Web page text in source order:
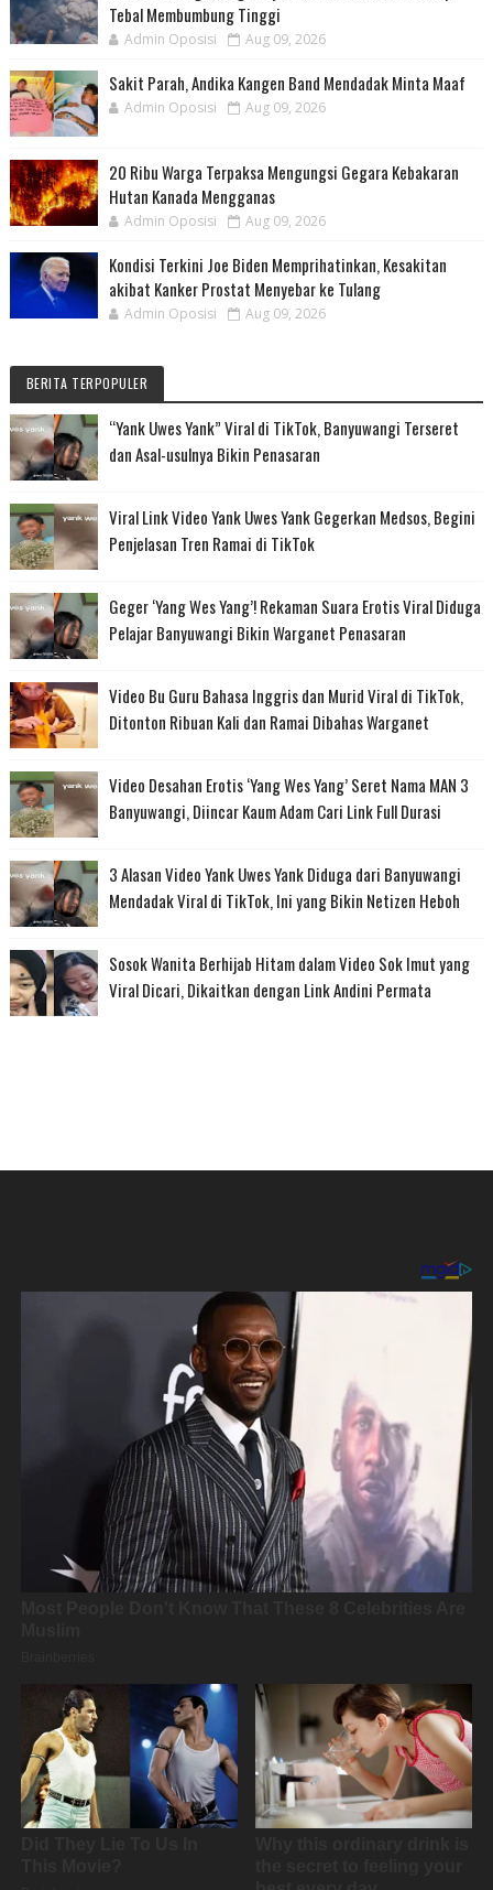
Tebal Membumbung Tinggi
Admin Oposisi Aug 09, 2026
Sakit Parah, Andika Kangen Band Mendadak Minta Maaf
Admin Oposisi Aug 09, 2026
20 Ribu Warga Terpaksa Mengungsi Gegara Kebakaran
Hutan Kanada Mengganas
Admin Oposisi Aug 09, 2026
Kondisi Terkini Joe Biden Memprihatinkan, Kesakitan
akibat Kanker Prostat Menyebar ke Tulang
Admin Oposisi Aug 09, 2026
BERITA TERPOPULER
“Yank Uwes Yank” Viral di TikTok, Banyuwangi Terseret
dan Asal-usulnya Bikin Penasaran
Viral Link Video Yank Uwes Yank Gegerkan Medsos, Begini
Penjelasan Tren Ramai di TikTok
Geger ‘Yang Wes Yang’! Rekaman Suara Erotis Viral Diduga
Pelajar Banyuwangi Bikin Warganet Penasaran
Video Bu Guru Bahasa Inggris dan Murid Viral di TikTok,
Ditonton Ribuan Kali dan Ramai Dibahas Warganet
Video Desahan Erotis ‘Yang Wes Yang’ Seret Nama MAN 3
Banyuwangi, Diincar Kaum Adam Cari Link Full Durasi
3 Alasan Video Yank Uwes Yank Diduga dari Banyuwangi
Mendadak Viral di TikTok, Ini yang Bikin Netizen Heboh
Sosok Wanita Berhijab Hitam dalam Video Sok Imut yang
Viral Dicari, Dikaitkan dengan Link Andini Permata